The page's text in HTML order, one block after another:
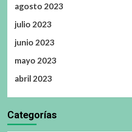
agosto 2023
julio 2023
junio 2023
mayo 2023
abril 2023
Categorías